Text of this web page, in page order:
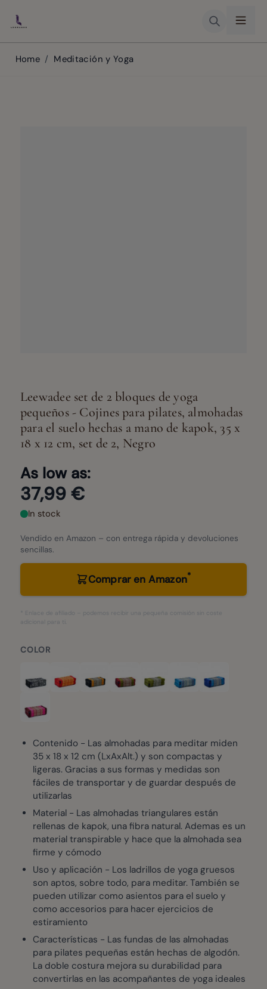
Home / Meditación y Yoga
Leewadee set de 2 bloques de yoga
pequeños - Cojines para pilates, almohadas
para el suelo hechas a mano de kapok, 35 x
18 x 12 cm, set de 2, Negro
As low as:
37,99 €
In stock
Vendido en Amazon – con entrega rápida y devoluciones
sencillas.
Comprar en Amazon*
* Enlace de afiliado – podemos recibir una pequeña comisión sin coste
adicional para ti.
COLOR
Contenido - Las almohadas para meditar miden
35 x 18 x 12 cm (LxAxAlt.) y son compactas y
ligeras. Gracias a sus formas y medidas son
fáciles de transportar y de guardar después de
utilizarlas
Material - Las almohadas triangulares están
rellenas de kapok, una fibra natural. Ademas es un
material transpirable y hace que la almohada sea
firme y cómodo
Uso y aplicación - Los ladrillos de yoga gruesos
son aptos, sobre todo, para meditar. También se
pueden utilizar como asientos para el suelo y
como accesorios para hacer ejercicios de
estiramiento
Características - Las fundas de las almohadas
para pilates pequeñas están hechas de algodón.
La doble costura mejora su durabilidad para
convertirlas en las acompañantes de yoga ideales